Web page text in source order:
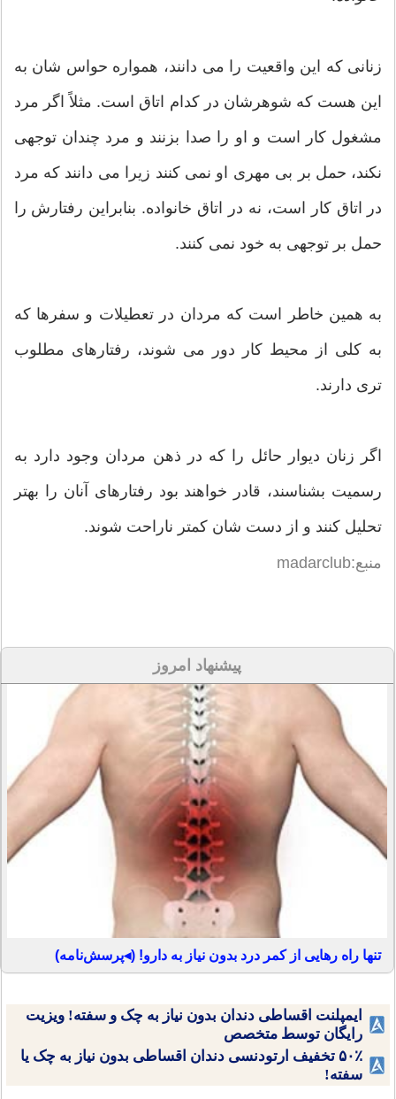
زنانی که این واقعیت را می دانند، همواره حواس شان به
این هست که شوهرشان در کدام اتاق است. مثلاً اگر مرد
مشغول کار است و او را صدا بزنند و مرد چندان توجهی
نکند، حمل بر بی مهری او نمی کنند زیرا می دانند که مرد
در اتاق کار است، نه در اتاق خانواده. بنابراین رفتارش را
حمل بر توجهی به خود نمی کنند.
به همین خاطر است که مردان در تعطیلات و سفرها که
به کلی از محیط کار دور می شوند، رفتارهای مطلوب
تری دارند.
اگر زنان دیوار حائل را که در ذهن مردان وجود دارد به
رسمیت بشناسند، قادر خواهند بود رفتارهای آنان را بهتر
تحلیل کنند و از دست شان کمتر ناراحت شوند.
منبع:madarclub
پیشنهاد امروز
تنها راه رهایی از کمر درد بدون نیاز به دارو! (◂پرسش‌نامه)
ایمپلنت اقساطی دندان بدون نیاز به چک و سفته! ویزیت
رایگان توسط متخصص
۵۰٪ تخفیف ارتودنسی دندان اقساطی بدون نیاز به چک یا
سفته!